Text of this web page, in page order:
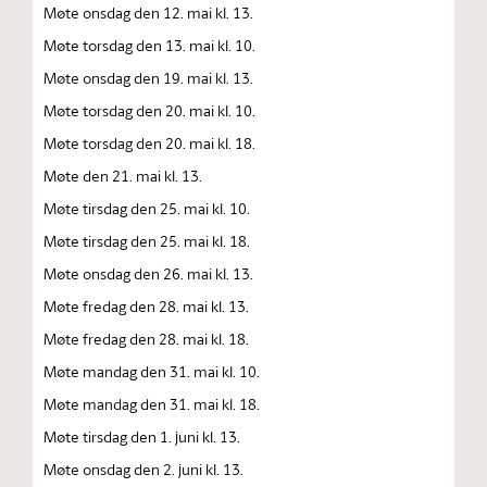
Møte onsdag den 12. mai kl. 13.
Møte torsdag den 13. mai kl. 10.
Møte onsdag den 19. mai kl. 13.
Møte torsdag den 20. mai kl. 10.
Møte torsdag den 20. mai kl. 18.
Møte den 21. mai kl. 13.
Møte tirsdag den 25. mai kl. 10.
Møte tirsdag den 25. mai kl. 18.
Møte onsdag den 26. mai kl. 13.
Møte fredag den 28. mai kl. 13.
Møte fredag den 28. mai kl. 18.
Møte mandag den 31. mai kl. 10.
Møte mandag den 31. mai kl. 18.
Møte tirsdag den 1. juni kl. 13.
Møte onsdag den 2. juni kl. 13.